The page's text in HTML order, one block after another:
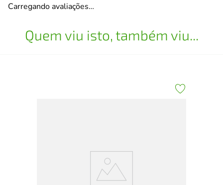
Carregando avaliações…
Quem viu isto, também viu...